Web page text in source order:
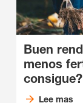
Buen
menos
consigue?
Lee mas